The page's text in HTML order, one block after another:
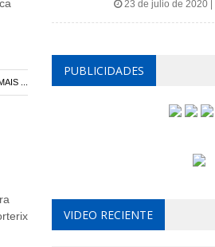
...
23 de julio de 2020 |
PUBLICIDADES
VIDEO RECIENTE